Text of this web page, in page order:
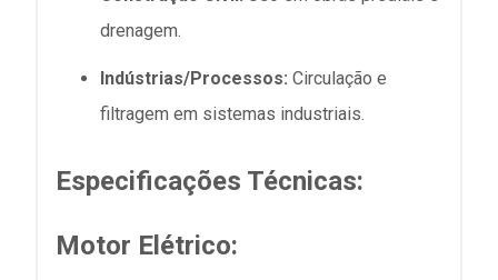
drenagem.
Indústrias/Processos: Circulação e
filtragem em sistemas industriais.
Especificações Técnicas:
Motor Elétrico: